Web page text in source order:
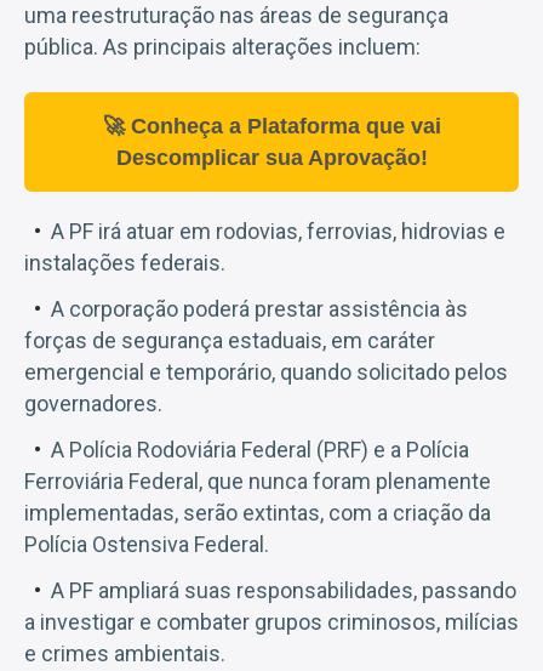
uma reestruturação nas áreas de segurança
pública. As principais alterações incluem:
🚀 Conheça a Plataforma que vai
Descomplicar sua Aprovação!
A PF irá atuar em rodovias, ferrovias, hidrovias e
instalações federais.
A corporação poderá prestar assistência às
forças de segurança estaduais, em caráter
emergencial e temporário, quando solicitado pelos
governadores.
A Polícia Rodoviária Federal (PRF) e a Polícia
Ferroviária Federal, que nunca foram plenamente
implementadas, serão extintas, com a criação da
Polícia Ostensiva Federal.
A PF ampliará suas responsabilidades, passando
a investigar e combater grupos criminosos, milícias
e crimes ambientais.